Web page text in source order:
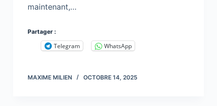
maintenant,…
Partager :
Telegram WhatsApp
MAXIME MILIEN OCTOBRE 14, 2025